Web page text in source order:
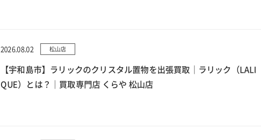
2026.08.02 松山店
【宇和島市】ラリックのクリスタル置物を出張買取｜ラリック（LALI
QUE）とは？｜買取専門店 くらや 松山店